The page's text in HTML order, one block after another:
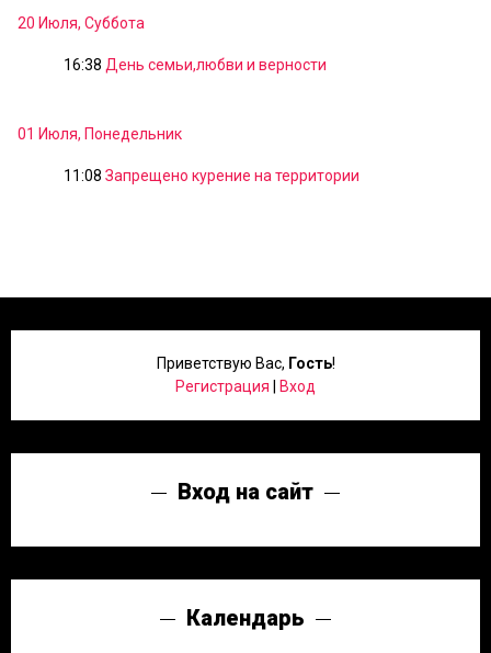
20 Июля, Суббота
16:38 День семьи,любви и верности
01 Июля, Понедельник
11:08 Запрещено курение на территории
Приветствую Вас, Гость!
Регистрация
Вход
Вход на сайт
Календарь